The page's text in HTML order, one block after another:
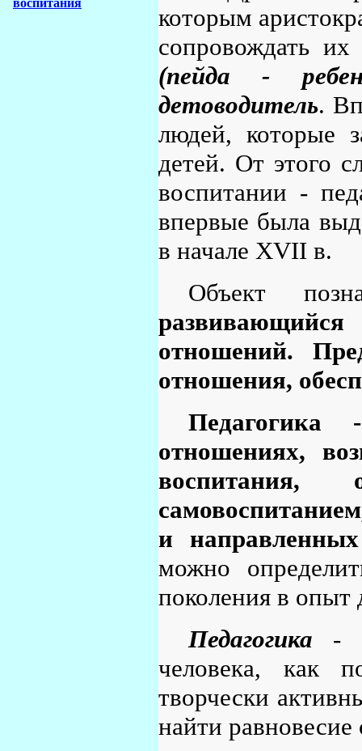
воспитания
которым
сопровождать
(пейда -
детоводитель.
людей, которые
детей. От этого
воспитании -
впервые была
в начале XVII в.
Объект
отношений.
отношения,
отношениях,
и
можно
поколения в опыт
Педагогика -
человека, как
творчески
найти